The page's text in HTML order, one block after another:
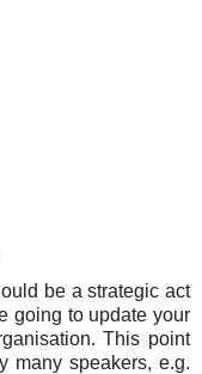
be a strategic act
going to update your
This point
many speakers, e.g.